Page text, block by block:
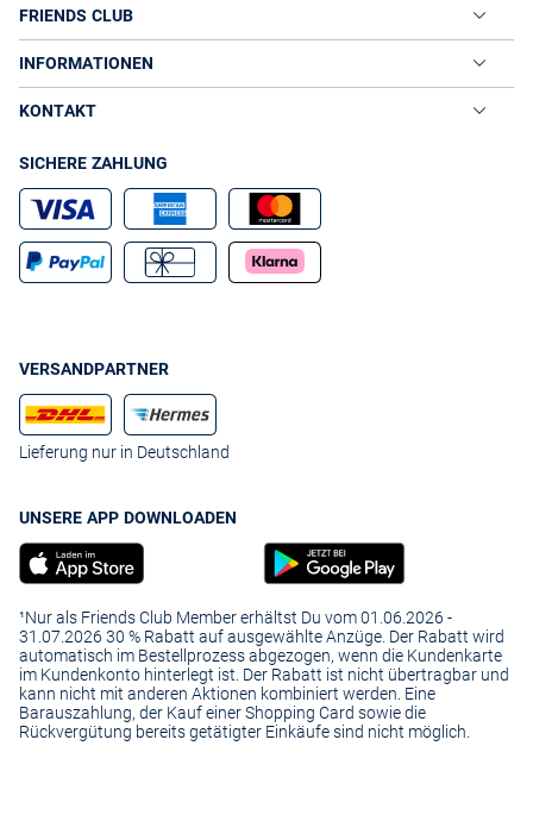
FRIENDS CLUB
INFORMATIONEN
KONTAKT
SICHERE ZAHLUNG
VERSANDPARTNER
Lieferung nur in Deutschland
UNSERE APP DOWNLOADEN
¹Nur als Friends Club Member erhältst Du vom 01.06.2026 -
31.07.2026 30 % Rabatt auf ausgewählte Anzüge. Der Rabatt wird
automatisch im Bestellprozess abgezogen, wenn die Kundenkarte
im Kundenkonto hinterlegt ist. Der Rabatt ist nicht übertragbar und
kann nicht mit anderen Aktionen kombiniert werden. Eine
Barauszahlung, der Kauf einer Shopping Card sowie die
Rückvergütung bereits getätigter Einkäufe sind nicht möglich.